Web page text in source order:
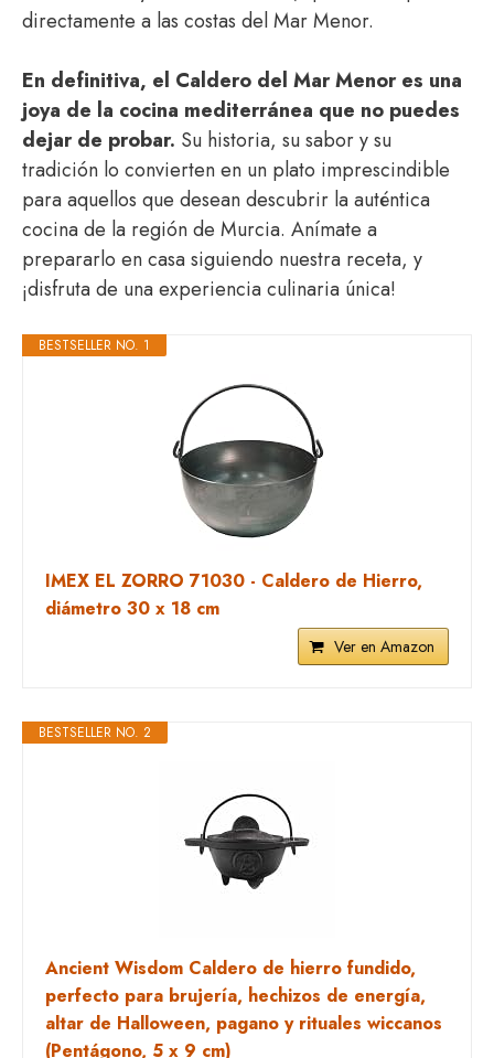
directamente a las costas del Mar Menor.
En definitiva, el Caldero del Mar Menor es una
joya de la cocina mediterránea que no puedes
dejar de probar. Su historia, su sabor y su
tradición lo convierten en un plato imprescindible
para aquellos que desean descubrir la auténtica
cocina de la región de Murcia. Anímate a
prepararlo en casa siguiendo nuestra receta, y
¡disfruta de una experiencia culinaria única!
BESTSELLER NO. 1
IMEX EL ZORRO 71030 - Caldero de Hierro,
diámetro 30 x 18 cm
Ver en Amazon
BESTSELLER NO. 2
Ancient Wisdom Caldero de hierro fundido,
perfecto para brujería, hechizos de energía,
altar de Halloween, pagano y rituales wiccanos
(Pentágono, 5 x 9 cm)